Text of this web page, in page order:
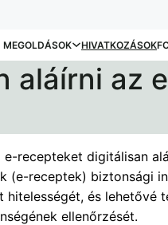
MEGOLDÁSOK HIVATKOZÁSOK
aláírni az
e-recepteket digitálisan
(e-receptek) biztonsági
hitelességét, és lehetővé
ellenőrzését.